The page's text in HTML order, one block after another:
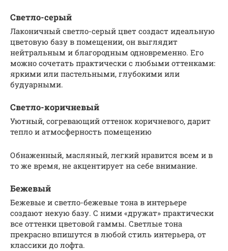
Светло-серый
Лаконичный светло-серый цвет создаст идеальную
цветовую базу в помещении, он выглядит
нейтральным и благородным одновременно. Его
можно сочетать практически с любыми оттенками:
яркими или пастельными, глубокими или
будуарными.
Светло-коричневый
Уютный, согревающий оттенок коричневого, дарит
тепло и атмосферность помещению
Обнаженный, масляный, легкий нравится всем и в
то же время, не акцентирует на себе внимание.
Бежевый
Бежевые и светло-бежевые тона в интерьере
создают некую базу. С ними «дружат» практически
все оттенки цветовой гаммы. Светлые тона
прекрасно впишутся в любой стиль интерьера, от
классики до лофта.